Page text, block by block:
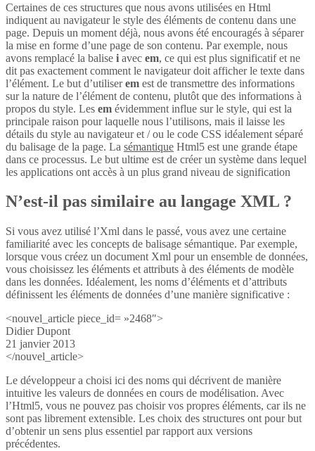
Certaines de ces structures que nous avons utilisées en Html
indiquent au navigateur le style des éléments de contenu dans une
page. Depuis un moment déjà, nous avons été encouragés à séparer
la mise en forme d’une page de son contenu. Par exemple, nous
avons remplacé la balise i avec em, ce qui est plus significatif et ne
dit pas exactement comment le navigateur doit afficher le texte dans
l’élément. Le but d’utiliserem est de transmettre des informations
sur la nature de l’élément de contenu, plutôt que des informations à
propos du style. Les em évidemment influe sur le style, qui est la
principale raison pour laquelle nous l’utilisons, mais il laisse les
détails du style au navigateur et / ou le code CSS idéalement séparé
du balisage de la page. La sémantique Html5 est une grande étape
dans ce processus. Le but ultime est de créer un système dans lequel
les applications ont accès à un plus grand niveau de signification
N’est-il pas similaire au langage XML ?
Si vous avez utilisé l’Xml dans le passé, vous avez une certaine
familiarité avec les concepts de balisage sémantique. Par exemple,
lorsque vous créez un document Xml pour un ensemble de données,
vous choisissez les éléments et attributs à des éléments de modèle
dans les données. Idéalement, les noms d’éléments et d’attributs
définissent les éléments de données d’une manière significative :
<nouvel_article piece_id= »2468″>
Didier Dupont
21 janvier 2013
</nouvel_article>
Le développeur a choisi ici des noms qui décrivent de manière
intuitive les valeurs de données en cours de modélisation. Avec
l’Html5, vous ne pouvez pas choisir vos propres éléments, car ils ne
sont pas librement extensible. Les choix des structures ont pour but
d’obtenir un sens plus essentiel par rapport aux versions
précédentes.